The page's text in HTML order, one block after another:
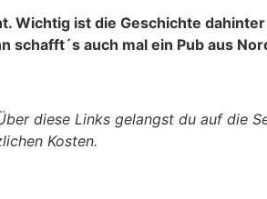
Wichtig ist die Geschichte
auch mal ein Pub aus
diese Links gelangst du auf die
Kosten.